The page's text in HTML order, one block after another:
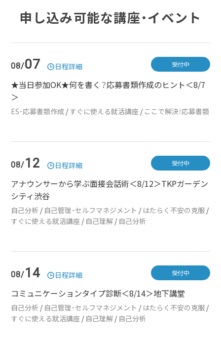
申し込み可能な講座・イベント
08/07 日程詳細
★当日参加OK★何を書く？応募書類作成のヒント＜8/7
＞
ES・応募書類作成 /すぐに使える就活講座 / ここで解決！応募書類
受付中
08/12 日程詳細
アナウンサーから学ぶ面接会話術＜8/12＞TKPガーデン
シティ渋谷
自己分析 / 自己管理・セルフマネジメント / はたらく不安の克服 /
すぐに使える就活講座 / 自己理解 / 自己分析
受付中
08/14 日程詳細
コミュニケーションタイプ診断＜8/14＞地下講堂
自己分析 / 自己管理・セルフマネジメント / はたらく不安の克服 /
すぐに使える就活講座 / 自己理解 / 自己分析
受付中